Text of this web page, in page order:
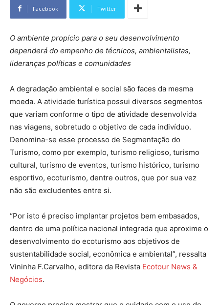
Facebook Twitter
O ambiente propício para o seu desenvolvimento
dependerá do empenho de técnicos, ambientalistas,
lideranças políticas e comunidades
A degradação ambiental e social são faces da mesma
moeda. A atividade turística possui diversos segmentos
que variam conforme o tipo de atividade desenvolvida
nas viagens, sobretudo o objetivo de cada indivíduo.
Denomina-se esse processo de Segmentação do
Turismo, como por exemplo, turismo religioso, turismo
cultural, turismo de eventos, turismo histórico, turismo
esportivo, ecoturismo, dentre outros, que por sua vez
não são excludentes entre si.
“Por isto é preciso implantar projetos bem embasados,
dentro de uma política nacional integrada que aproxime o
desenvolvimento do ecoturismo aos objetivos de
sustentabilidade social, econômica e ambiental”, ressalta
Vininha F.Carvalho, editora da Revista Ecotour News &
Negócios.